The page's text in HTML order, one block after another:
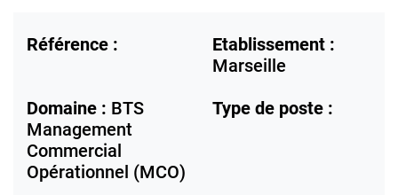
Référence :
Etablissement :
Marseille
Domaine : BTS
Management
Commercial
Opérationnel (MCO)
Type de poste :